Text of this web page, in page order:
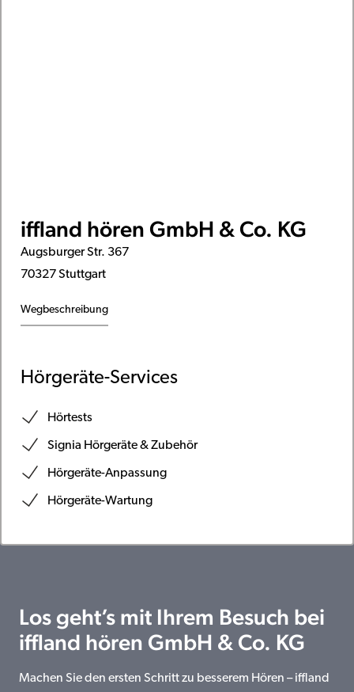
iffland hören GmbH & Co. KG
Augsburger Str. 367
70327 Stuttgart
Wegbeschreibung
Hörgeräte-Services
Hörtests
Signia Hörgeräte & Zubehör
Hörgeräte-Anpassung
Hörgeräte-Wartung
Los geht’s mit Ihrem Besuch bei
iffland hören GmbH & Co. KG
Machen Sie den ersten Schritt zu besserem Hören – iffland